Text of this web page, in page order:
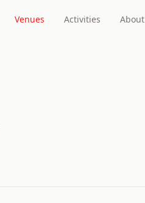
Venues Activities About